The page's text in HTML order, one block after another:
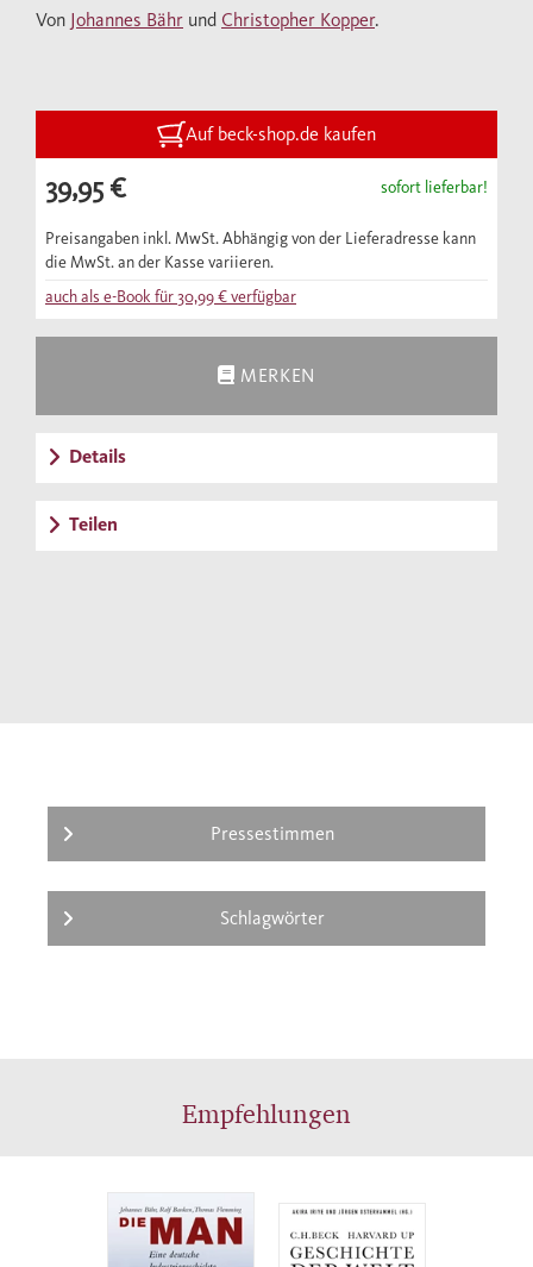
wenig über dieses Unternehmen bekannt.
Großkatastrophen und technologische
eine Geschichte der Globalisierung und
verdeutlicht, welche Rückschläge und
Hindernisse es in diesem Prozess gab.
Eingehend wird auch die Rolle des
Unternehmens im Dritten Reich behandelt.
Von Johannes Bähr und Christopher Kopper.
Auf beck-shop.de kaufen
39,95 € sofort lieferbar!
Preisangaben inkl. MwSt. Abhängig von der Lieferadresse kann
die MwSt. an der Kasse variieren.
auch als e-Book für30,99 €verfügbar
MERKEN
Details
Teilen
Pressestimmen
Schlagwörter
Empfehlungen